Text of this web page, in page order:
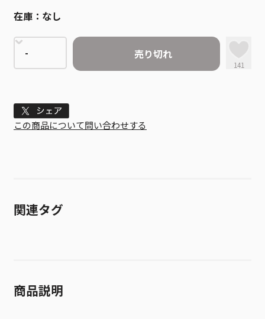
在庫： なし
売り切れ
141
Tweet
この商品について問い合わせする
関連タグ
商品説明